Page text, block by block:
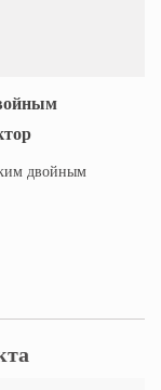
двойным